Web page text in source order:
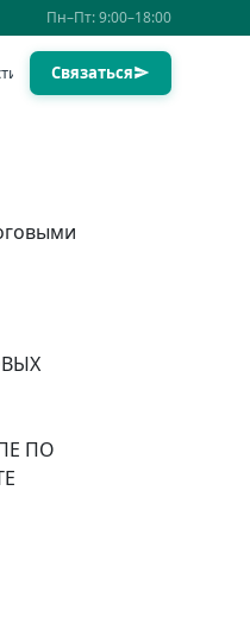
Пн–Пт: 9:00–18:00
Связаться
ПО